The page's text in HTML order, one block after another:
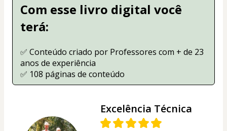
Com esse livro digital você
terá:
✅ Conteúdo criado por Professores com + de 23
anos de experiência
✅ 108 páginas de conteúdo
Excelência Técnica